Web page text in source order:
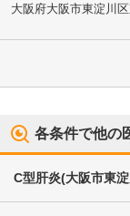
大阪府大阪市東淀川区
各条件で他の
C型肝炎(大阪市東